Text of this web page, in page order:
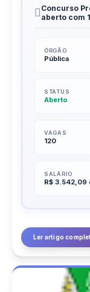
Concurso
aberto com
ÓRGÃO
Pública
STATUS
Aberto
VAGAS
120
SALÁRIO
R$ 3.542,09
Ler artigo